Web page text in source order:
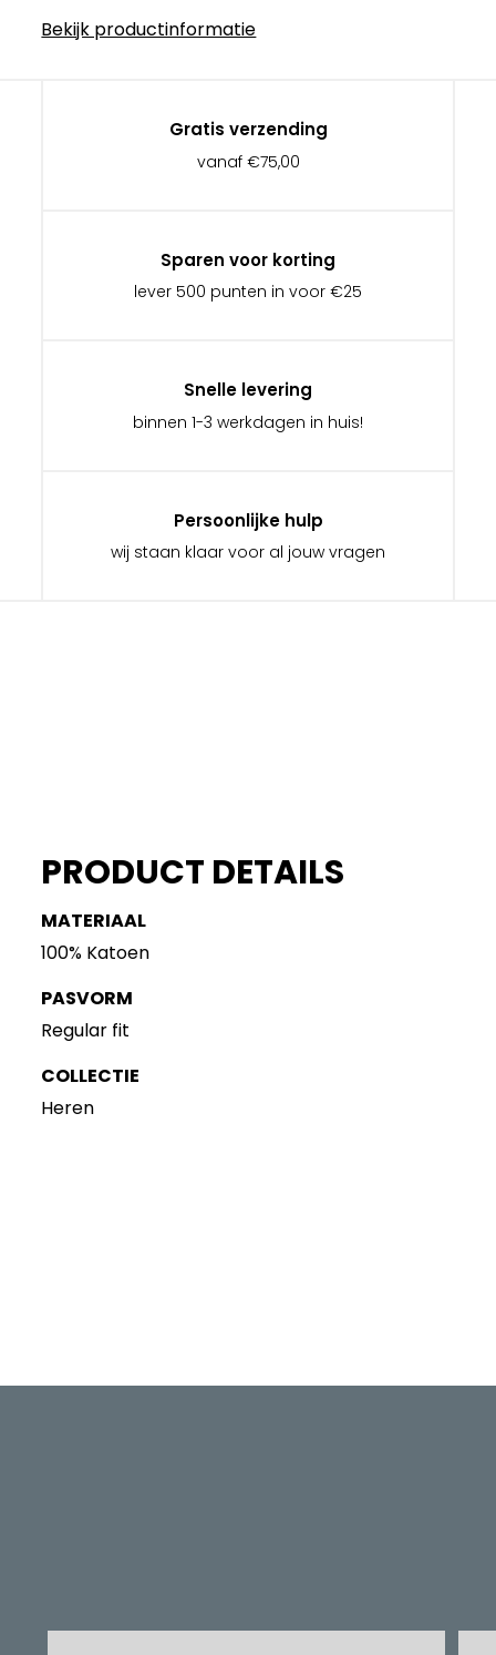
Bekijk productinformatie
Gratis verzending
vanaf €75,00
Sparen voor korting
lever 500 punten in voor €25
Snelle levering
binnen 1-3 werkdagen in huis!
Persoonlijke hulp
wij staan klaar voor al jouw vragen
PRODUCT DETAILS
MATERIAAL
100% Katoen
PASVORM
Regular fit
COLLECTIE
Heren